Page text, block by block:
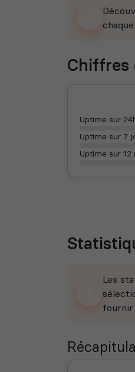
Chiffres
Uptime sur
Uptime sur 7
Uptime sur 12
Les
fournir